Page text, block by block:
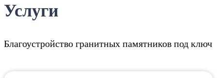
Услуги
Благоустройство гранитных памятников под ключ